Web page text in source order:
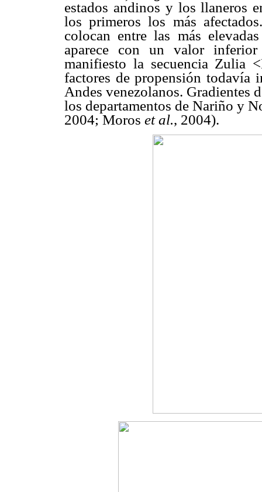
estados andinos y los llaneros
los primeros los más
colocan entre las más
aparece con un valor
manifiesto la secuencia Zulia
factores de propensión todavía
Andes venezolanos. Gradientes
los departamentos de Nariño y
2004; Moros et al., 2004).